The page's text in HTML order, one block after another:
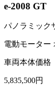
e-2008 GT
パノラミック
電動モーター
車両本体価格
5,835,500円